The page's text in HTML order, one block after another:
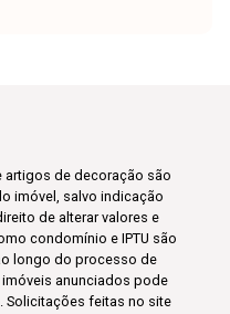
artigos de decoração são
imóvel, salvo indicação
de alterar valores e
condomínio e IPTU são
longo do processo de
anunciados pode
Solicitações feitas no site